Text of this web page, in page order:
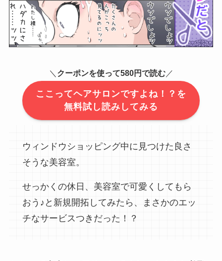
＼ クーポンを使って580円で読む／
ここってヘアサロンですよね！？を
無料試し読みしてみる
ウィンドウショッピング中に見つけた良さ
そうな美容室。
せっかくの休日、美容室で可愛くしてもら
おう♪と新規開拓してみたら、まさかのエッ
チなサービスつきだった！？